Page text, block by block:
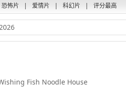
恐怖片 | 爱情片 | 科幻片 | 评分最高
Fish Noodle House